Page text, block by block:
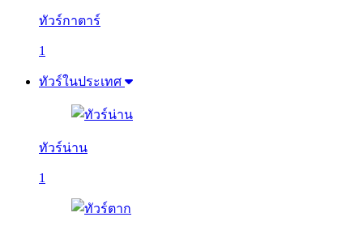
ทัวร์กาตาร์
1
ทัวร์ในประเทศ
ทัวร์น่าน
1